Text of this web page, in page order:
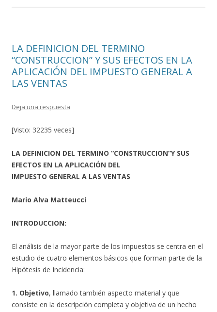
LA DEFINICION DEL TERMINO
“CONSTRUCCION” Y SUS EFECTOS EN LA
APLICACIÓN DEL IMPUESTO GENERAL A
LAS VENTAS
Deja una respuesta
[Visto: 32235 veces]
LA DEFINICION DEL TERMINO “CONSTRUCCION”Y SUS
EFECTOS EN LA APLICACIÓN DEL
IMPUESTO GENERAL A LAS VENTAS
Mario Alva Matteucci
INTRODUCCION:
El análisis de la mayor parte de los impuestos se centra en el
estudio de cuatro elementos básicos que forman parte de la
Hipótesis de Incidencia:
1. Objetivo, llamado también aspecto material y que
consiste en la descripción completa y objetiva de un hecho